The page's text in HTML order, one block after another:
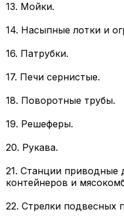
13. Мойки.
14. Насыпные лотки и
16. Патрубки.
17. Печи сернистые.
18. Поворотные трубы.
19. Решеферы.
20. Рукава.
21. Станции приводные
контейнеров и
22. Стрелки подвесных